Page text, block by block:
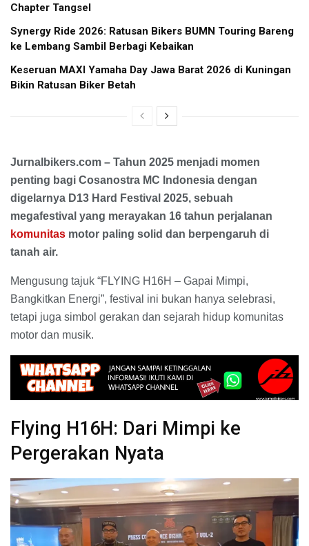
Chapter Tangsel
Synergy Ride 2026: Ratusan Bikers BUMN Touring Bareng
ke Lembang Sambil Berbagi Kebaikan
Keseruan MAXI Yamaha Day Jawa Barat 2026 di Kuningan
Bikin Ratusan Biker Betah
Jurnalbikers.com – Tahun 2025 menjadi momen
penting bagi Cosanostra MC Indonesia dengan
digelarnya D13 Hard Festival 2025, sebuah
megafestival yang merayakan 16 tahun perjalanan
komunitas motor paling solid dan berpengaruh di
tanah air.
Mengusung tajuk “FLYING H16H – Gapai Mimpi,
Bangkitkan Energi”, festival ini bukan hanya selebrasi,
tetapi juga simbol gerakan dan sejarah hidup komunitas
motor dan musik.
Flying H16H: Dari Mimpi ke
Pergerakan Nyata